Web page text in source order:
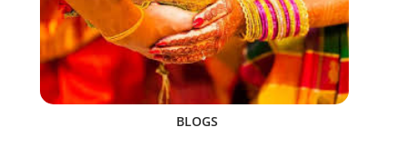
BLOGS